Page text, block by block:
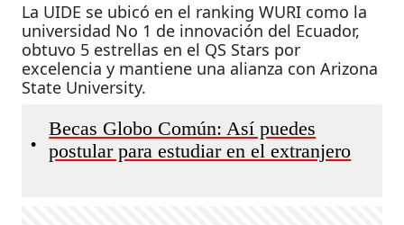
La UIDE se ubicó en el ranking WURI como la
universidad No 1 de innovación del Ecuador,
obtuvo 5 estrellas en el QS Stars por
excelencia y mantiene una alianza con Arizona
State University.
•
Becas Globo Común: Así puedes
postular para estudiar en el extranjero